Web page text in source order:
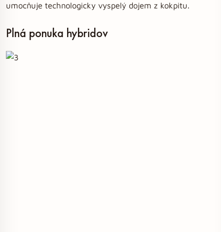
umocňuje technologicky vyspelý dojem z kokpitu.
Plná ponuka hybridov